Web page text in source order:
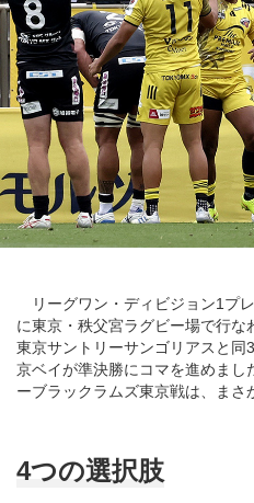
リーグワン・ディビジョン1プ
に東京・秩父宮ラグビー場で行
東京サントリーサンゴリアスと同
京ベイが準決勝にコマを進めまし
ーブラックラムズ東京戦は、まさ
4つの選択肢